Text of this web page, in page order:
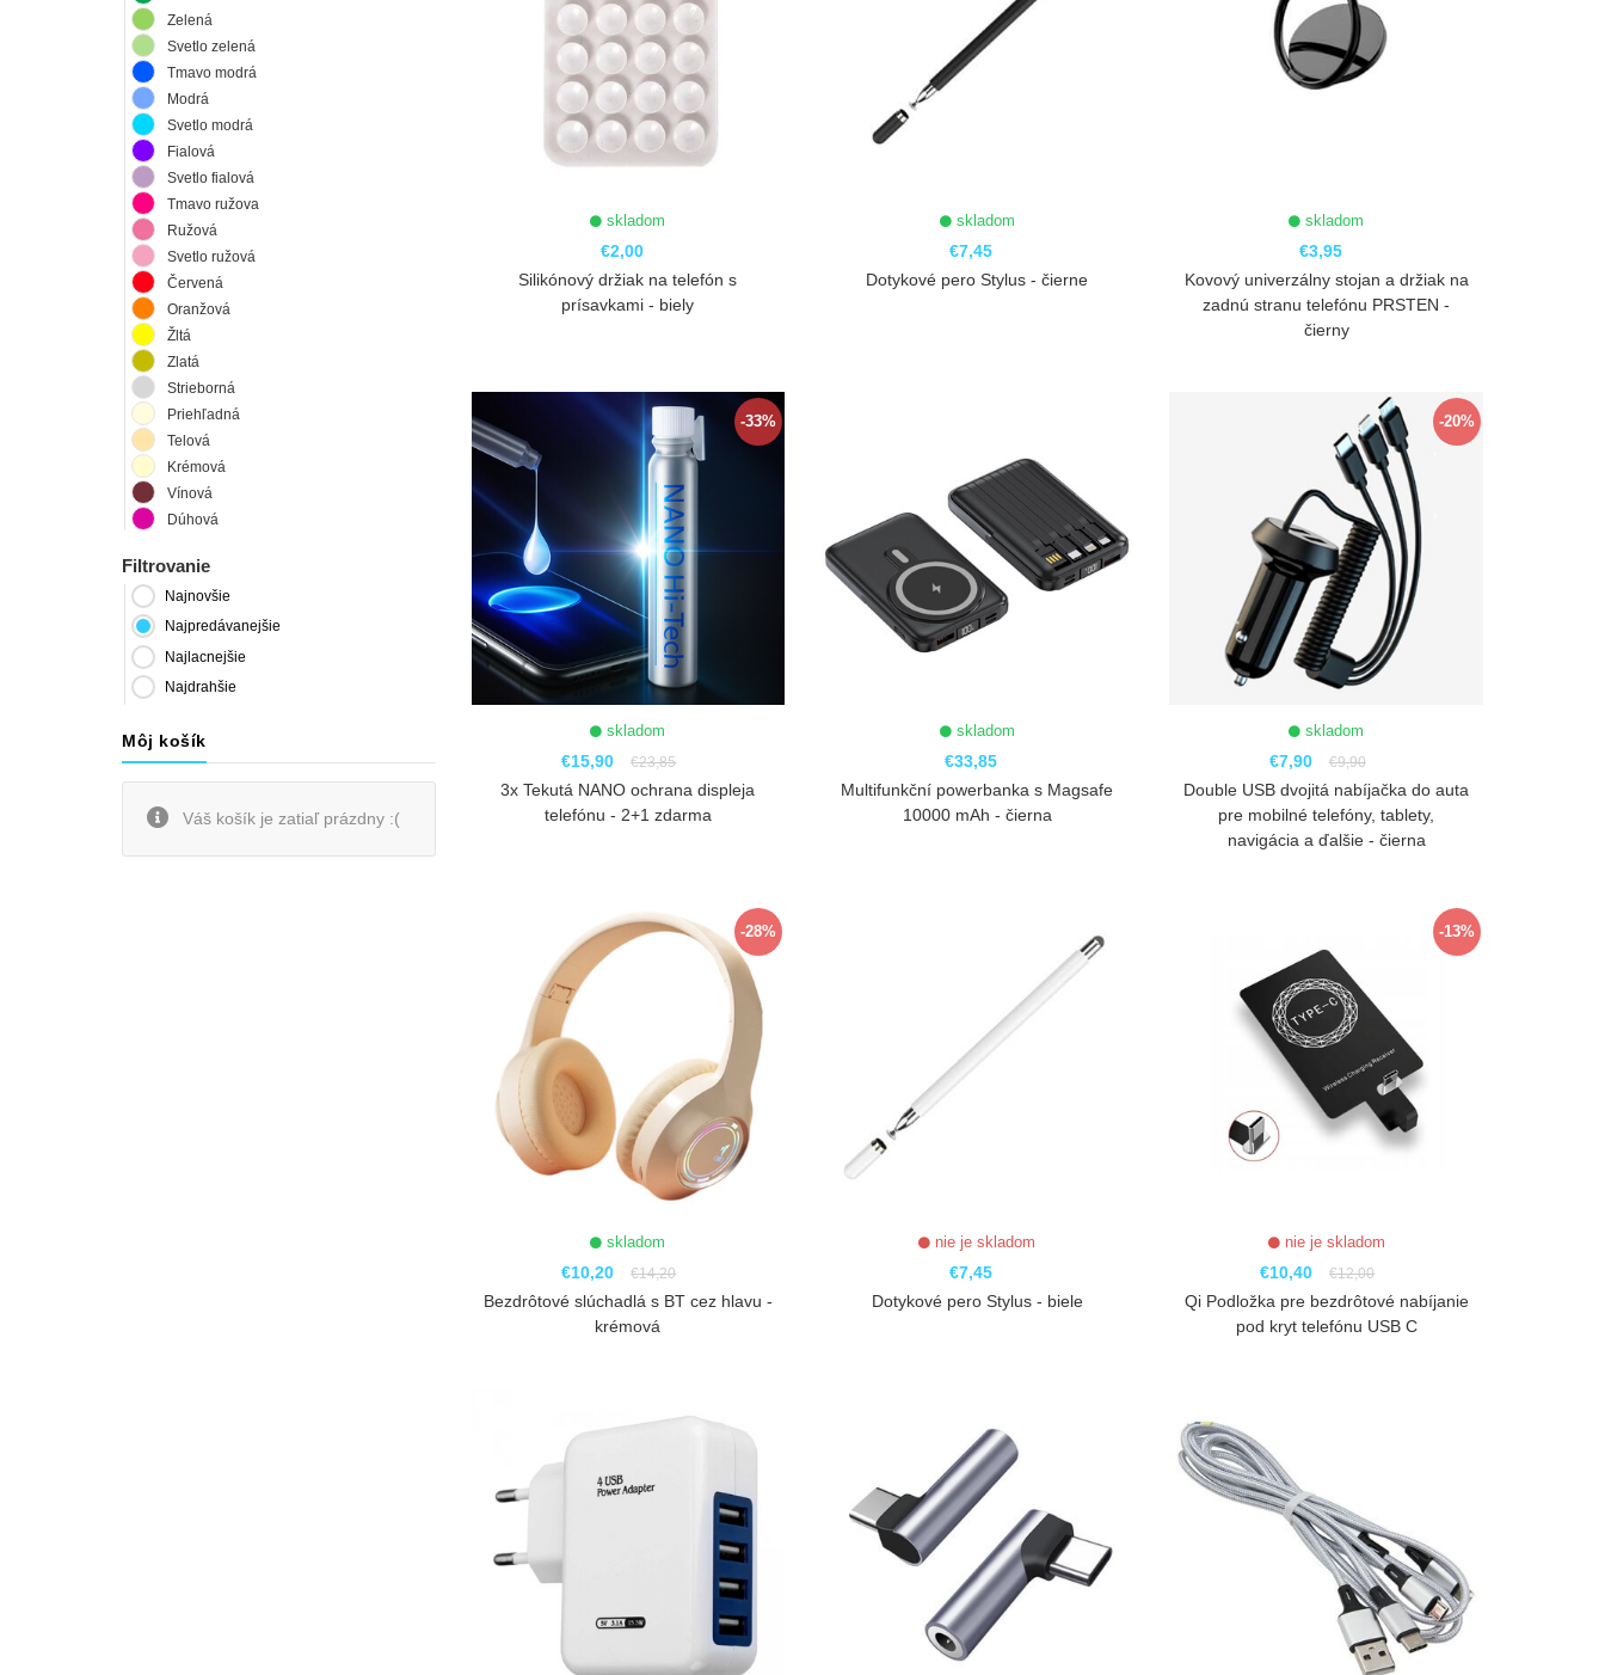
Zelená
Svetlo zelená
Tmavo modrá
Modrá
Svetlo modrá
Fialová
Svetlo fialová
Tmavo ružova
Ružová
Svetlo ružová
Červená
Oranžová
Žltá
Zlatá
Strieborná
Priehľadná
Telová
Krémová
Vínová
Dúhová
Filtrovanie
Najnovšie
Najpredávanejšie
Najlacnejšie
Najdrahšie
Môj košík
Váš košík je zatiaľ prázdny :(
skladom
€2,00
ZOBRAZIŤ
Silikónový držiak na telefón s
prísavkami - biely
skladom
€7,45
Dotykové pero Stylus - čierne
skladom
€3,95
Kovový univerzálny stojan a držiak na
zadnú stranu telefónu PRSTEN -
čierny
-33%
skladom
€15,90 €23,85
ZOBRAZIŤ
3x Tekutá NANO ochrana displeja
telefónu - 2+1 zdarma
skladom
€33,85
Multifunkční powerbanka s Magsafe
10000 mAh - čierna
-20%
skladom
€7,90 €9,90
Double USB dvojitá nabíjačka do auta
pre mobilné telefóny, tablety,
navigácia a ďalšie - čierna
-28%
skladom
€10,20 €14,20
Bezdrôtové slúchadlá s BT cez hlavu -
krémová
nie je skladom
€7,45
Dotykové pero Stylus - biele
-13%
nie je skladom
€10,40 €12,00
Qi Podložka pre bezdrôtové nabíjanie
pod kryt telefónu USB C